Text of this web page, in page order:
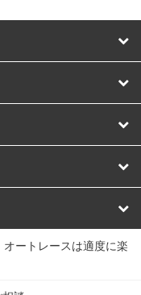
輪場 宇都宮競輪場
ートレースは適度に楽